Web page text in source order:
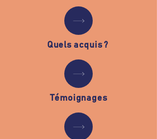
Quels acquis ?
Témoignages